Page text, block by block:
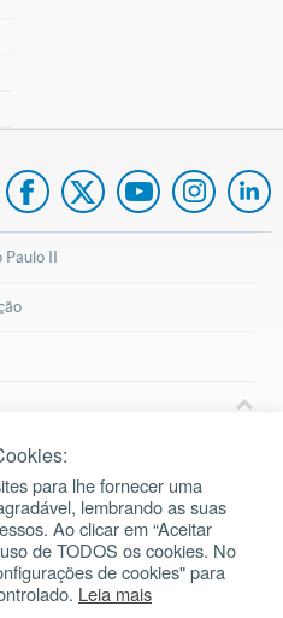
II
direitos reservados.
para lhe fornecer uma
lembrando as suas
Ao clicar em “Aceitar
de TODOS os cookies. No
de cookies" para
Leia mais
nosso Canal do Youtube